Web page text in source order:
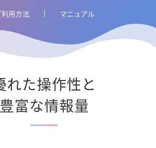
利用方法 マニュアル
れた操作性と
豊富な情報量